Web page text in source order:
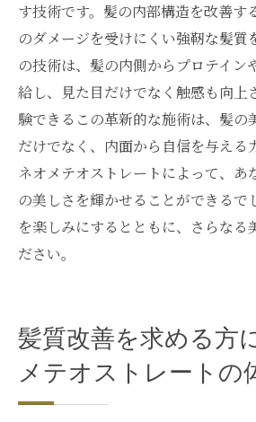
す技術です。髪の内部構造を改善す
のダメージを受けにくい強靭な髪質
の技術は、髪の内側からプロテイン
給し、見た目だけでなく触感も向上
験できるこの革新的な施術は、髪の
だけでなく、内面から自信を与える
ネオメテオストレートによって、あ
の美しさを輝かせることができるで
を楽しみにするとともに、さらなる
ださい。
髪質改善を求める方
メテオストレートの